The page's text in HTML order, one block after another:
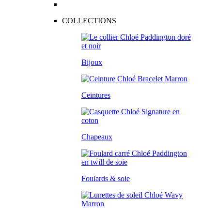
COLLECTIONS
Bijoux
Ceintures
Chapeaux
Foulards & soie